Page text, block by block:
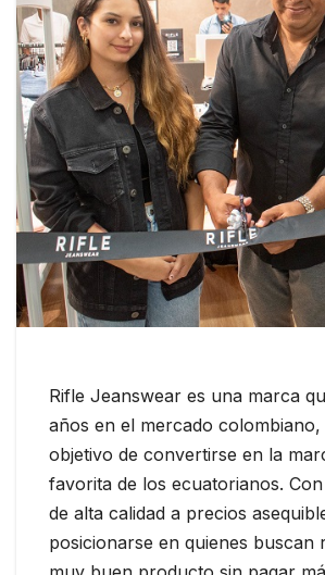
Rifle Jeanswear es una marca
años en el mercado
objetivo de convertirse en la
favorita de los ecuatorianos.
de alta calidad a precios
posicionarse en quienes buscan